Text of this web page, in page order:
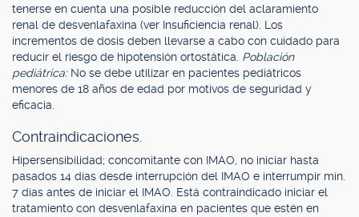
tenerse en cuenta una posible reducción del aclaramiento
renal de desvenlafaxina (ver Insuficiencia renal). Los
incrementos de dosis deben llevarse a cabo con cuidado para
reducir el riesgo de hipotensión ortostática. Población
pediátrica: No se debe utilizar en pacientes pediátricos
menores de 18 años de edad por motivos de seguridad y
eficacia.
Contraindicaciones.
Hipersensibilidad; concomitante con IMAO, no iniciar hasta
pasados 14 días desde interrupción del IMAO e interrumpir mín.
7 días antes de iniciar el IMAO. Está contraindicado iniciar el
tratamiento con desvenlafaxina en pacientes que estén en